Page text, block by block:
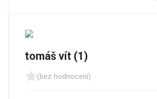
tomáš vít (1)
(bez hodnocení)